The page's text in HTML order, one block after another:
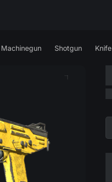
Machinegun Shotgun Knife